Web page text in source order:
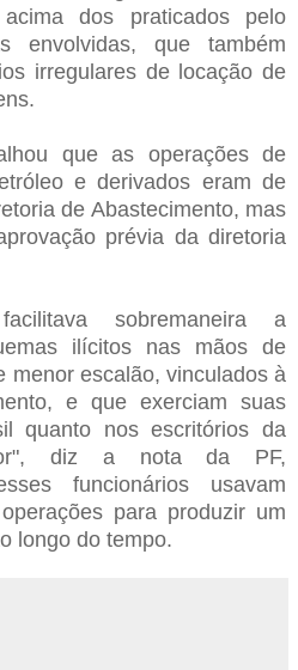
dos praticados pelo
envolvidas, que também
irregulares de locação de
que as operações de
e derivados eram de
de Abastecimento, mas
prévia da diretoria
sobremaneira a
ilícitos nas mãos de
menor escalão, vinculados à
e que exerciam suas
quanto nos escritórios da
diz a nota da PF,
funcionários usavam
para produzir um
longo do tempo.